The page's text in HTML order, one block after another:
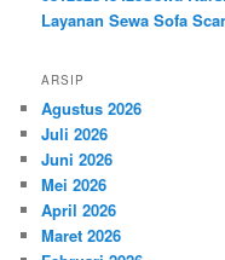
Layanan Sewa Sofa
ARSIP
Agustus 2026
Juli 2026
Juni 2026
Mei 2026
April 2026
Maret 2026